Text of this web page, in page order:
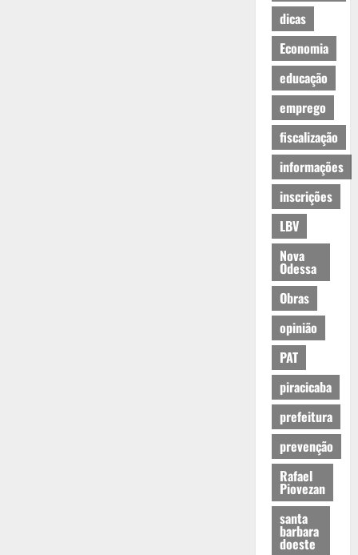
dicas
Economia
educação
emprego
fiscalização
informações
inscrições
LBV
Nova
Odessa
Obras
opinião
PAT
piracicaba
prefeitura
prevenção
Rafael
Piovezan
santa
barbara
doeste